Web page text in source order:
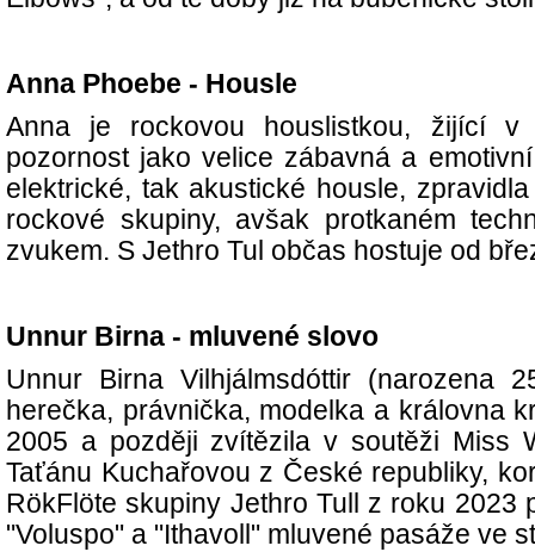
Anna Phoebe - Housle
Anna je rockovou houslistkou, žijící v
pozornost jako velice zábavná a
elektrické, tak akustické housle,
rockové skupiny, avšak protkaném
zvukem. S Jethro Tul občas hostuje od
Unnur Birna - mluvené slovo
Unnur Birna Vilhjálmsdóttir (narozena
herečka, právnička, modelka a královna
2005 a později zvítězila v soutěži Miss
Taťánu Kuchařovou z České republiky,
RökFlöte skupiny Jethro Tull z roku 2023
"Voluspo" a "Ithavoll" mluvené pasáže ve